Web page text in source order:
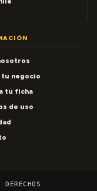
negocio
tu ficha
de uso